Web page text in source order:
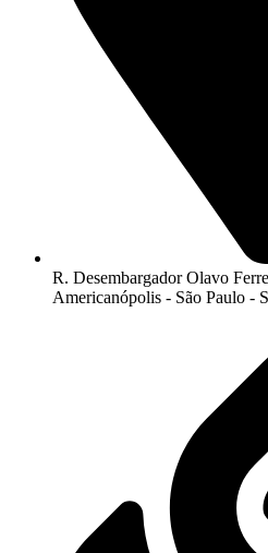
R. Desembargador Olavo
Americanópolis - São Paulo -